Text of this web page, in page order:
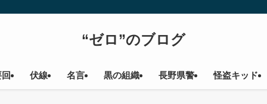
“ゼロ”のブログ
伏線 名言 黒の組織 長野県警 怪盗キッド